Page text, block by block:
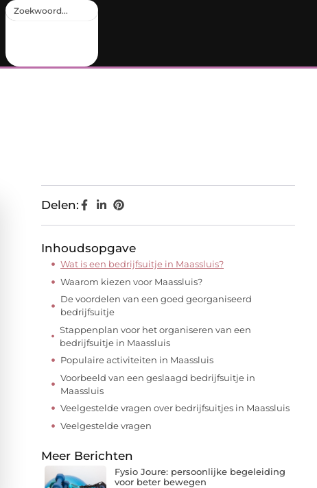
Delen:
Inhoudsopgave
Wat is een bedrijfsuitje in Maassluis?
Waarom kiezen voor Maassluis?
De voordelen van een goed georganiseerd
bedrijfsuitje
Stappenplan voor het organiseren van een
bedrijfsuitje in Maassluis
Populaire activiteiten in Maassluis
Voorbeeld van een geslaagd bedrijfsuitje in
Maassluis
Veelgestelde vragen over bedrijfsuitjes in Maassluis
Veelgestelde vragen
Meer Berichten
Fysio Joure: persoonlijke begeleiding
voor beter bewegen